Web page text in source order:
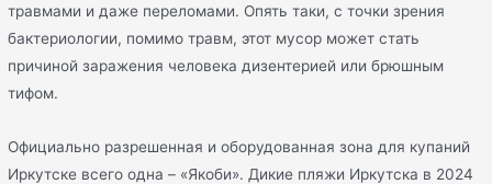
травмами и даже переломами. Опять таки, с точки зрения
бактериологии, помимо травм, этот мусор может стать
причиной заражения человека дизентерией или брюшным
тифом.
Официально разрешенная и оборудованная зона для купаний
Иркутске всего одна – «Якоби». Дикие пляжи Иркутска в 2024